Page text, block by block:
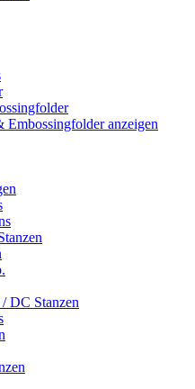
Embossingfolder anzeigen
DC Stanzen